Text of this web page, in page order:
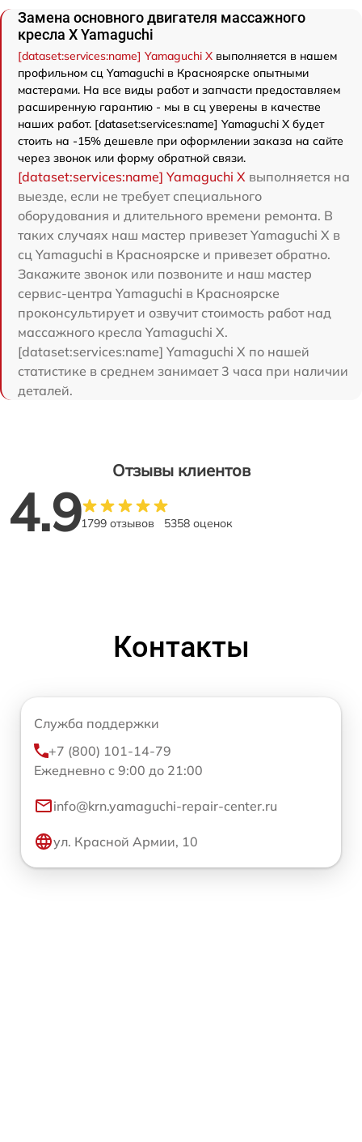
Замена основного двигателя массажного
кресла X Yamaguchi
[dataset:services:name] Yamaguchi X выполняется в нашем
профильном сц Yamaguchi в Красноярске опытными
мастерами. На все виды работ и запчасти предоставляем
расширенную гарантию - мы в сц уверены в качестве
наших работ. [dataset:services:name] Yamaguchi X будет
стоить на -15% дешевле при оформлении заказа на сайте
через звонок или форму обратной связи.
[dataset:services:name] Yamaguchi X выполняется на
выезде, если не требует специального
оборудования и длительного времени ремонта. В
таких случаях наш мастер привезет Yamaguchi X в
сц Yamaguchi в Красноярске и привезет обратно.
Закажите звонок или позвоните и наш мастер
сервис-центра Yamaguchi в Красноярске
проконсультирует и озвучит стоимость работ над
массажного кресла Yamaguchi X.
[dataset:services:name] Yamaguchi X по нашей
статистике в среднем занимает 3 часа при наличии
деталей.
Отзывы клиентов
4.91799 отзывов 5358 оценок
Контакты
Служба поддержки
+7 (800) 101-14-79
Ежедневно с 9:00 до 21:00
info@krn.yamaguchi-repair-center.ru
ул. Красной Армии, 10